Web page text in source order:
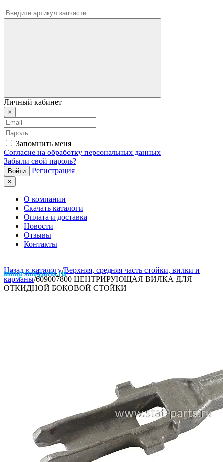
Личный кабинет
×
Запомнить меня
Согласие на обработку персональных данных
Забыли свой пароль?
Регистрация
×
О компании
Скачать каталоги
Оплата и доставка
Новости
Отзывы
Контакты
info@stat-parts.ru
Назад к каталогу/Верхняя, средняя часть стойки, вилки и
карманы/609007800 ЦЕНТРИРУЮЩАЯ ВИЛКА ДЛЯ
ОТКИДНОЙ БОКОВОЙ СТОЙКИ